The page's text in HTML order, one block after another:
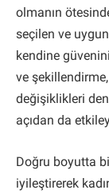
olmanın
seçilen ve
kendine
ve
değişiklikleri
açıdan da
Doğru boyutta
iyileştirerek